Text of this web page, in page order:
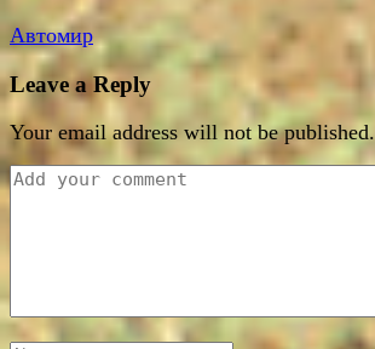
Автомир
Leave a Reply
Your email address will not be published.